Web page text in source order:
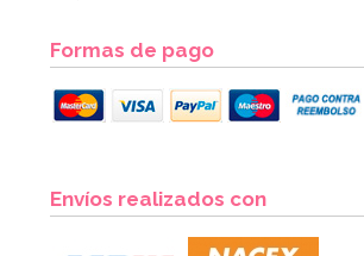
Formas de pago
Envíos realizados con